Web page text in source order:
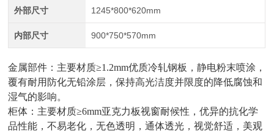
外部尺寸 1245*800*620mm
内部尺寸 900*750*570mm
金属部件：主要材质≥1.2mm优质冷轧钢板，静电粉末喷涂，
覆有耐用防化无铅涂层，保持高光洁度并限度的降低腐蚀和
湿气的影响。
柜体：主要材质≥6mm亚克力板视窗耐候性 ，优异的抗化学
品性能，不易老化，无色透明，通体透光，视觉舒适，美观